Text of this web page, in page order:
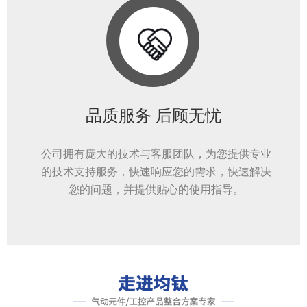
品质服务 后顾无忧
公司拥有庞大的技术与客服团队，为您提供专业
的技术支持服务，快速响应您的需求，快速解决
您的问题，并提供贴心的使用指导。